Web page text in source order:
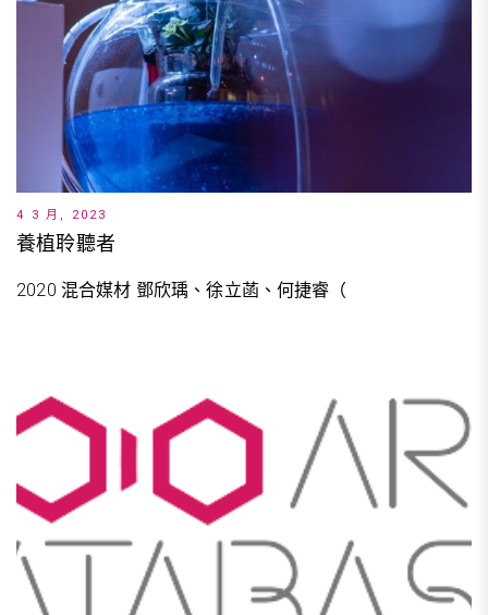
4 3 月, 2023
養植聆聽者
2020 混合媒材 鄧欣瑀、徐立菡、何捷睿（